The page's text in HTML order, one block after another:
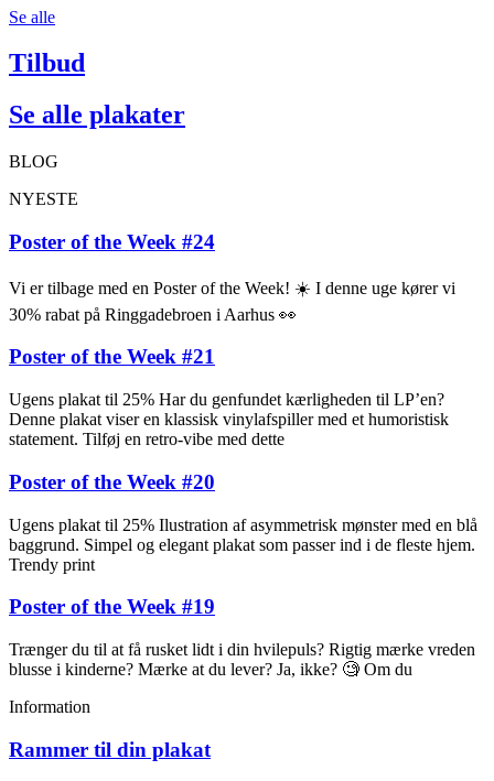
Se alle
Tilbud
Se alle plakater
BLOG
NYESTE
Poster of the Week #24
Vi er tilbage med en Poster of the Week! ☀️ I denne uge kører vi
30% rabat på Ringgadebroen i Aarhus 👀
Poster of the Week #21
Ugens plakat til 25% Har du genfundet kærligheden til LP’en?
Denne plakat viser en klassisk vinylafspiller med et humoristisk
statement. Tilføj en retro-vibe med dette
Poster of the Week #20
Ugens plakat til 25% Ilustration af asymmetrisk mønster med en blå
baggrund. Simpel og elegant plakat som passer ind i de fleste hjem.
Trendy print
Poster of the Week #19
Trænger du til at få rusket lidt i din hvilepuls? Rigtig mærke vreden
blusse i kinderne? Mærke at du lever? Ja, ikke? 🧐 Om du
Information
Rammer til din plakat